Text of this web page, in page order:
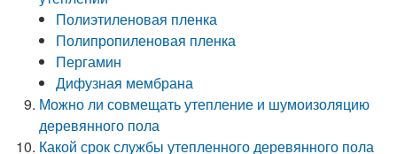
Полиэтиленовая пленка
Полипропиленовая пленка
Пергамин
Дифузная мембрана
Можно ли совмещать утепление и шумоизоляцию
деревянного пола
Какой срок службы утепленного деревянного пола